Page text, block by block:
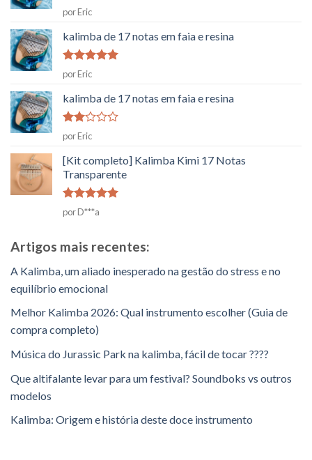
Classificado
como
5
por Eric
kalimba de 17 notas em faia e resina
Classificado
como
5
por Eric
kalimba de 17 notas em faia e resina
Classificado
como
2
em
5
por Eric
[Kit completo] Kalimba Kimi 17 Notas
Transparente
Classificado
como
por D***a
Artigos mais recentes:
A Kalimba, um aliado inesperado na gestão do stress e no
equilíbrio emocional
Melhor Kalimba 2026: Qual instrumento escolher (Guia de
compra completo)
Música do Jurassic Park na kalimba, fácil de tocar ????
Que altifalante levar para um festival? Soundboks vs outros
modelos
Kalimba: Origem e história deste doce instrumento